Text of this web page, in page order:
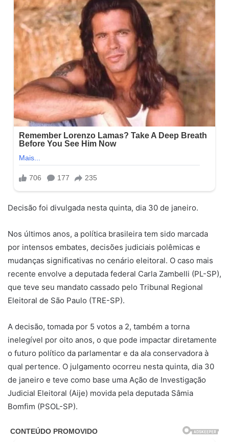
Decisão foi divulgada nesta quinta, dia 30 de janeiro.
Nos últimos anos, a política brasileira tem sido marcada
por intensos embates, decisões judiciais polêmicas e
mudanças significativas no cenário eleitoral. O caso mais
recente envolve a deputada federal Carla Zambelli (PL-SP),
que teve seu mandato cassado pelo Tribunal Regional
Eleitoral de São Paulo (TRE-SP).
A decisão, tomada por 5 votos a 2, também a torna
inelegível por oito anos, o que pode impactar diretamente
o futuro político da parlamentar e da ala conservadora à
qual pertence. O julgamento ocorreu nesta quinta, dia 30
de janeiro e teve como base uma Ação de Investigação
Judicial Eleitoral (Aije) movida pela deputada Sâmia
Bomfim (PSOL-SP).